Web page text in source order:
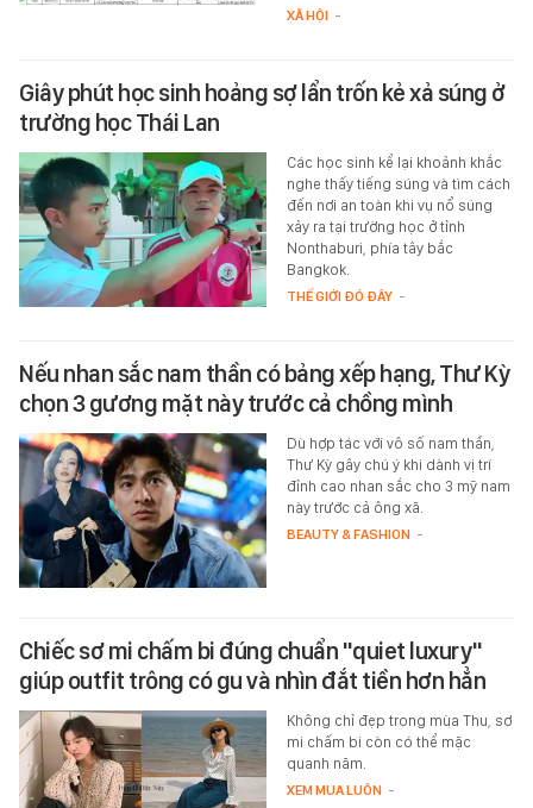
XÃ HỘI -
Giây phút học sinh hoảng sợ lẩn trốn kẻ xả súng ở
trường học Thái Lan
Các học sinh kể lại khoảnh khắc
nghe thấy tiếng súng và tìm cách
đến nơi an toàn khi vụ nổ súng
xảy ra tại trường học ở tỉnh
Nonthaburi, phía tây bắc
Bangkok.
THẾ GIỚI ĐÓ ĐÂY -
Nếu nhan sắc nam thần có bảng xếp hạng, Thư Kỳ
chọn 3 gương mặt này trước cả chồng mình
Dù hợp tác với vô số nam thần,
Thư Kỳ gây chú ý khi dành vị trí
đỉnh cao nhan sắc cho 3 mỹ nam
này trước cả ông xã.
BEAUTY & FASHION -
Chiếc sơ mi chấm bi đúng chuẩn "quiet luxury"
giúp outfit trông có gu và nhìn đắt tiền hơn hẳn
Không chỉ đẹp trong mùa Thu, sơ
mi chấm bi còn có thể mặc
quanh năm.
XEM MUA LUÔN -